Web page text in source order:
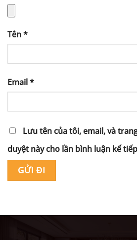
Tên*
Email*
Lưu tên của tôi, email, và
duyệt này cho lần bình luận kế